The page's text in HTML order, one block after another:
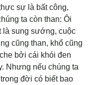
sự là bất công,
ta còn than: Ôi
là sung sướng, cuộc
cũng than, khổ cũng
bởi cái khói đen
Nhưng nếu chúng ta
đời có biết bao